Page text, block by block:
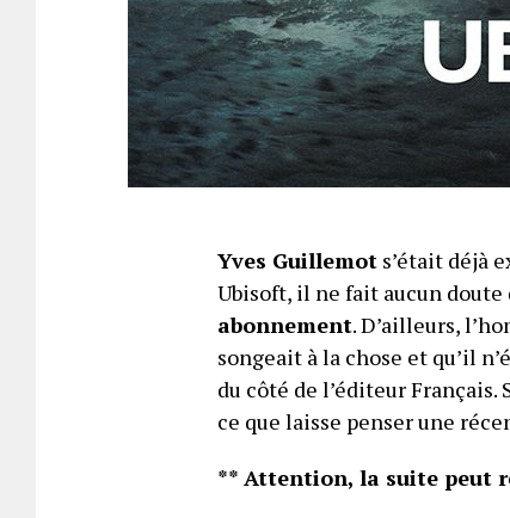
Yves Guillemot s’était déjà
Ubisoft, il ne fait aucun doute
abonnement. D’ailleurs,
songeait à la chose et qu’il
du côté de l’éditeur Français.
ce que laisse penser une
** Attention, la suite peut